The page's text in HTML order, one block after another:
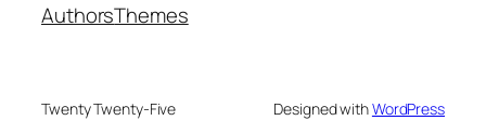
AuthorsThemes
Twenty Twenty-Five Designed withWordPress